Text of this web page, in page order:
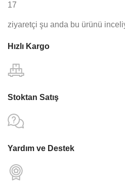
17
ziyaretçi şu anda bu ürünü
Hızlı Kargo
Stoktan Satış
Yardım ve Destek